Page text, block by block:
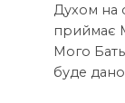
Духом на
приймає
Мого
буде дано